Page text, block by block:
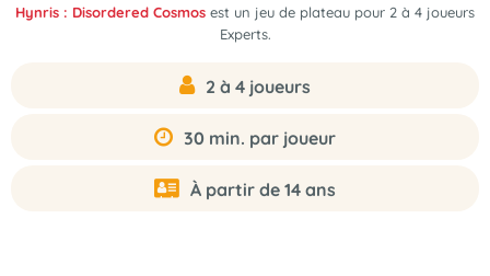
Hynris : Disordered Cosmos est un jeu de plateau pour 2 à 4 joueurs
Experts.
2 à 4 joueurs
30 min. par joueur
À partir de 14 ans